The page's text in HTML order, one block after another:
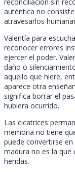
auténtica no
atravesarlos
Valentía para
reconocer errores
ejercer el poder.
daño o
aquello que hiere,
aparece otra
significa borrar el
hubiera ocurrido.
Las cicatrices
memoria no tiene
puede convertirse
madura no es la que
heridas.